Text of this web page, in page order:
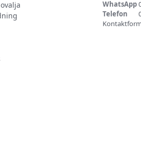
WhatsApp
Telefon